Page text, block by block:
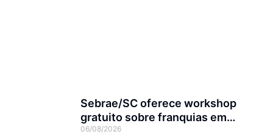
Sebrae/SC oferece workshop
gratuito sobre franquias em
Joinville
06/08/2026